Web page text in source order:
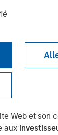
Web et son
aux